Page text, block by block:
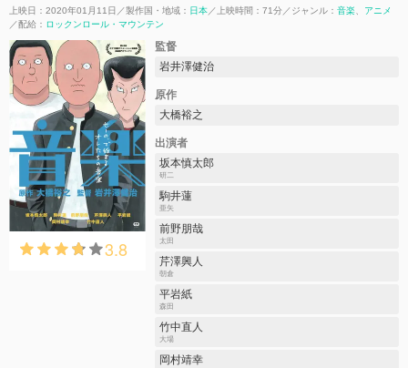
上映日：2020年01月11日 製作国・地域： 日本 上映時間：71分 ジャンル： 音楽
アニメ
配給： ロックンロール・マウンテン
3.8
監督
岩井澤健治
原作
大橋裕之
出演者
坂本慎太郎
研二
駒井蓮
亜矢
前野朋哉
太田
芹澤興人
朝倉
平岩紙
森田
竹中直人
大場
岡村靖幸